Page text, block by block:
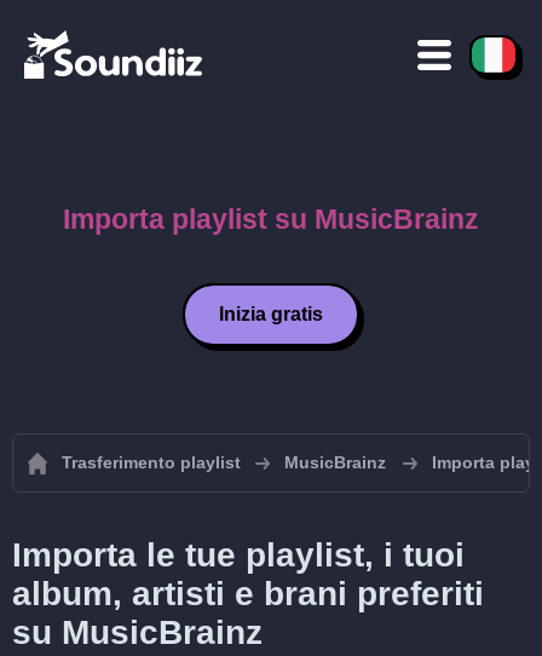
Importa playlist su MusicBrainz
Inizia gratis
Trasferimento playlist MusicBrainz Importa
Importa le tue playlist, i tuoi
album, artisti e brani preferiti
su MusicBrainz